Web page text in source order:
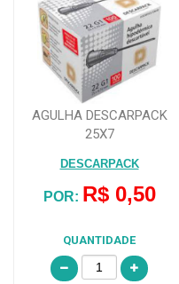
AGULHA DESCARPACK
25X7
DESCARPACK
POR: R$ 0,50
QUANTIDADE